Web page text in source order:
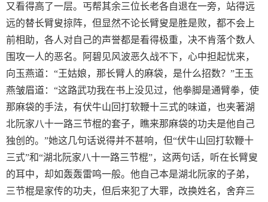
又看得高了一层。丐帮其余三位长老各自退在一旁，站得远
远的替长臂叟掠阵，但显然不论长臂叟是胜是败，都不会上
前相助，各人对自己的声誉都是看得极重，决不肯落个数人
围攻一人的恶名。阿碧见风波恶久战不下，心中担起忧来，
向玉燕道：“王姑娘，那长臂人的麻袋，是什么招数？”王玉
燕皱眉道：“这路武功我在书上没见过，他拳脚是通臂拳，使
那麻袋的手法，有伏牛山回打软鞭十三式的味道，也夹著湖
北阮家八十一路三节棍的套子，瞧来那麻袋的功夫是他自己
独创的。”她这几句话说得并不甚响，但“伏牛山回打软鞭十
三式”和“湖北阮家八十一路三节棍”，这两句话，听在长臂叟
的耳中，却如轰轰雷鸣一般。他自己本是湖北阮家的子弟，
三节棍是家传的功夫，但后来犯了大罪，改换姓名，舍弃三